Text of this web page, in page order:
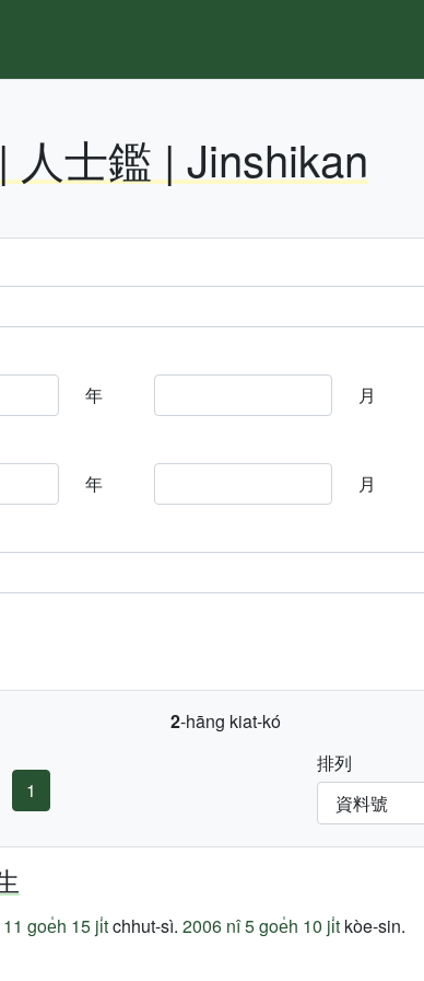
人士鑑 | Jinshikan
年
月
年
月
2-hāng kiat-kó
1
排列
11 goe̍h 15 ji̍tchhut-sì.2006 nî5 goe̍h 10 ji̍t kòe-sin.